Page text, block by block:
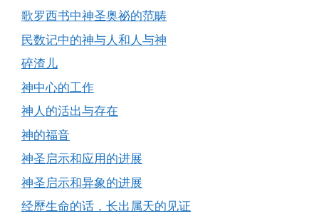
歌罗西书中神圣奥祕的范畴
民数记中的神与人和人与神
碎渣儿
神中心的工作
神人的活出与存在
神的福音
神圣启示和应用的进展
神圣启示和异象的进展
经歷生命的话，长出属天的见证